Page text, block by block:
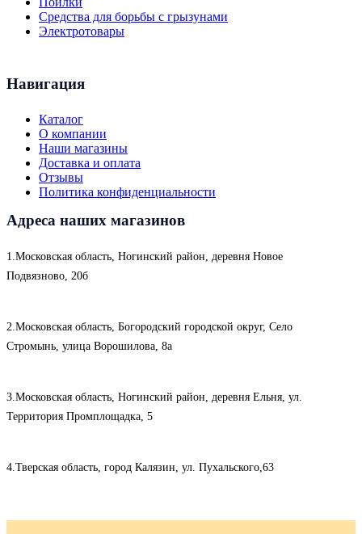
Средства для борьбы с грызунами
Электротовары
Навигация
Каталог
О компании
Наши магазины
Доставка и оплата
Отзывы
Политика конфиденциальности
Адреса наших магазинов
1.Московская область, Ногинский район, деревня Новое
Подвязново, 20б
2.Московская область, Богородский городской округ, Село
Стромынь, улица Ворошилова, 8а
3.Московская область, Ногинский район, деревня Ельня, ул.
Территория Промплощадка, 5
4.Тверская область, город Калязин, ул. Пухальского,63